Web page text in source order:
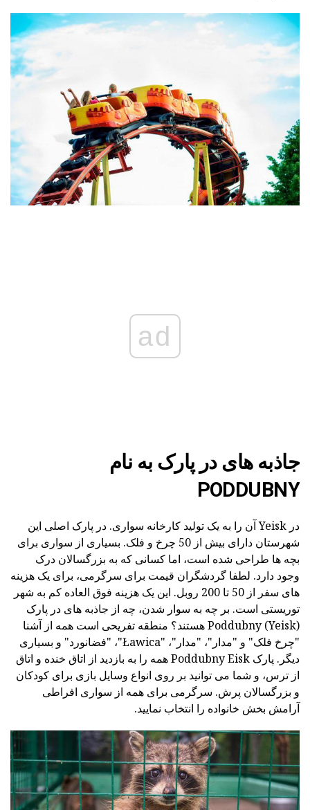
ad
جاذبه های در پارک به نام
PODDUBNY
در Yeisk آن را به یک تولید کارخانه سواری. در پارک اصلی این
شهرستان دارای بیش از 50 چرخ و فلک. بسیاری از سواری برای
بچه ها طراحی شده است، اما کسانی که به بزرگسالان درک
وجود دارد. لطفا گردشگران قیمت برای سرگرمی، برای یک هزینه
های سفر از 50 تا 200 روبل. این یک هزینه فوق العاده کم به شهر
توریستی است. بر چه به سوار شدن، چه از جاذبه های در پارک
Poddubny (Yeisk) هستند؟ منطقه تفریحی است همه از آشنا
"چرخ فلک" و "مدار"، "مدار"، "Ławica"، "فضانورد" و بسیاری
دیگر. پارک Poddubny Eisk همه را به بازدید از اتاق خنده و اتاق
از ترس، و شما می توانید بر روی انواع وسایل بازی برای کودکان
و بزرگسالان پرش. سرگرمی برای همه از سواری افراطی
آرامش بخش خانواده را انتخاب نمایید.